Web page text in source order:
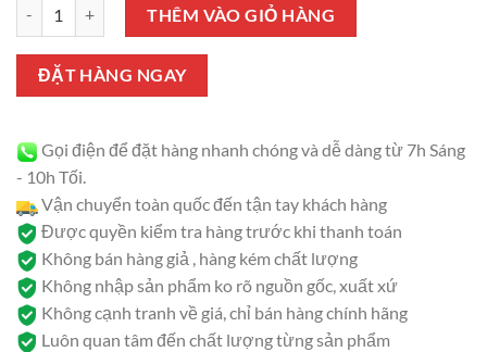
là:
1.100.000 ₫.
tại
là:
Găng tay robot phục hồi chức năng bàn, ngón tay số lượng
THÊM VÀO GIỎ HÀNG
ĐẶT HÀNG NGAY
Gọi điện để đặt hàng nhanh chóng và dễ dàng từ 7h Sáng
- 10h Tối.
Vận chuyển toàn quốc đến tận tay khách hàng
Được quyền kiểm tra hàng trước khi thanh toán
Không bán hàng giả , hàng kém chất lượng
Không nhập sản phẩm ko rõ nguồn gốc, xuất xứ
Không cạnh tranh về giá, chỉ bán hàng chính hãng
Luôn quan tâm đến chất lượng từng sản phẩm